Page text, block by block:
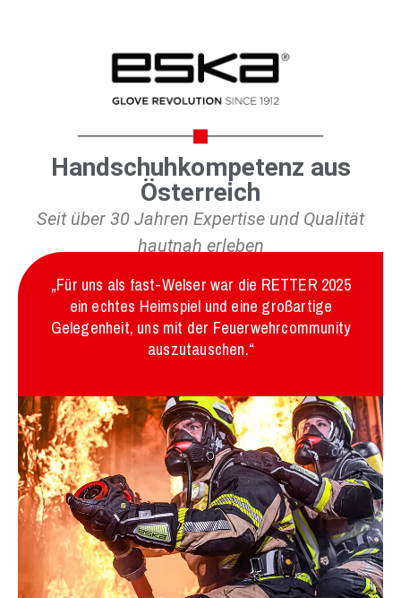
Handschuhkompetenz aus
Österreich
Seit über 30 Jahren Expertise und Qualität
hautnah erleben
„Für uns als fast-Welser war die RETTER 2025
ein echtes Heimspiel und eine großartige
Gelegenheit, uns mit der Feuerwehrcommunity
auszutauschen.“